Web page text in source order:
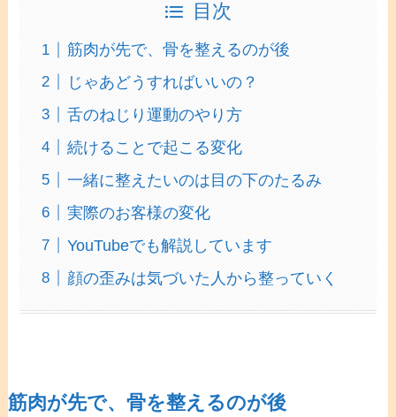
目次
筋肉が先で、骨を整えるのが後
じゃあどうすればいいの？
舌のねじり運動のやり方
続けることで起こる変化
一緒に整えたいのは目の下のたるみ
実際のお客様の変化
YouTubeでも解説しています
顔の歪みは気づいた人から整っていく
筋肉が先で、骨を整えるのが後